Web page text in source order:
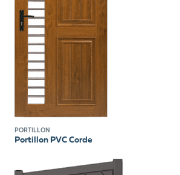
PORTILLON
Portillon PVC Corde